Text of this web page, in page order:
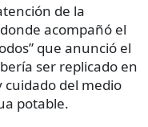
de la
acompañó el
que anunció el
ser replicado en
cuidado del medio
potable.